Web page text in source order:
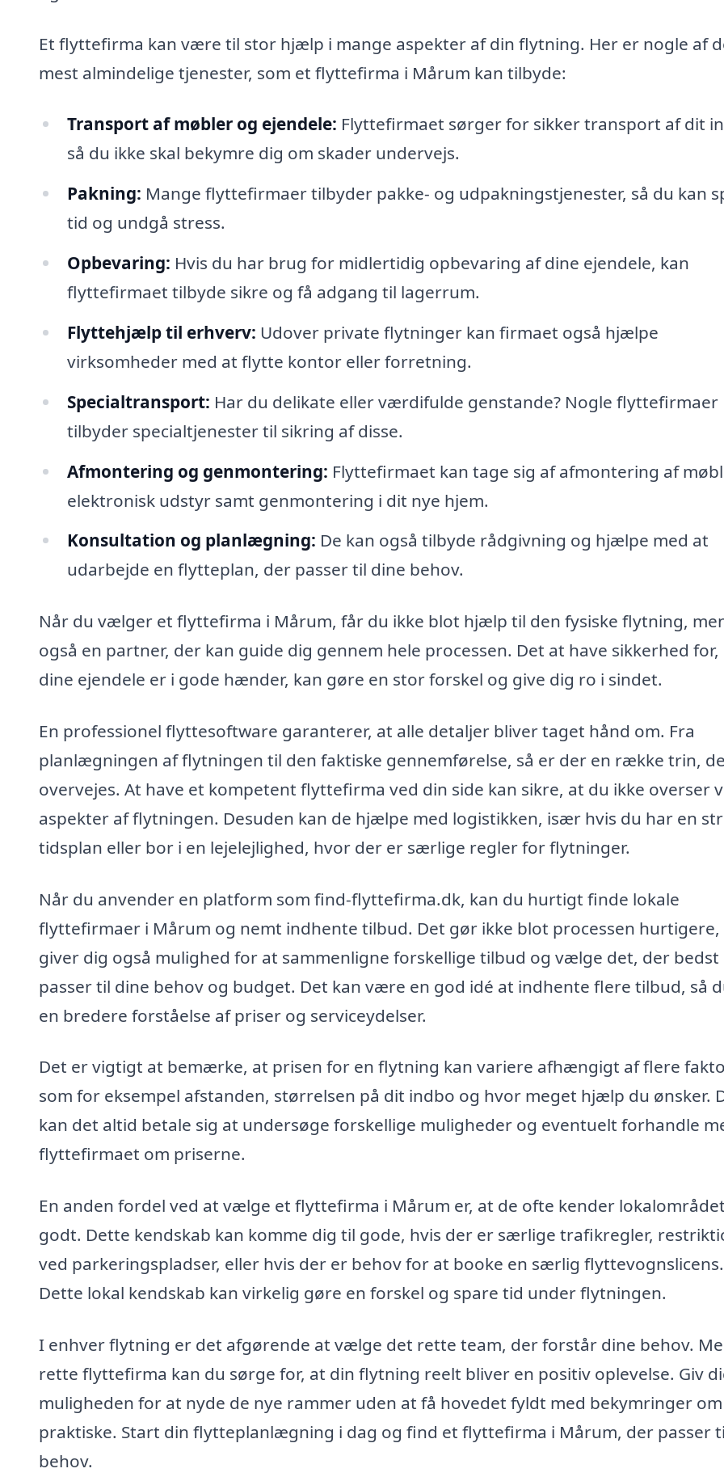
Et flyttefirma kan være til stor hjælp i mange aspekter af din flytning. Her er nogle af
mest almindelige tjenester, som et flyttefirma i Mårum kan tilbyde:
Transport af møbler og ejendele: Flyttefirmaet sørger for sikker transport af dit
så du ikke skal bekymre dig om skader undervejs.
Pakning: Mange flyttefirmaer tilbyder pakke- og udpakningstjenester, så du kan
tid og undgå stress.
Opbevaring: Hvis du har brug for midlertidig opbevaring af dine ejendele, kan
flyttefirmaet tilbyde sikre og få adgang til lagerrum.
Flyttehjælp til erhverv: Udover private flytninger kan firmaet også hjælpe
virksomheder med at flytte kontor eller forretning.
Specialtransport: Har du delikate eller værdifulde genstande? Nogle flyttefirmaer
tilbyder specialtjenester til sikring af disse.
Afmontering og genmontering: Flyttefirmaet kan tage sig af afmontering af
elektronisk udstyr samt genmontering i dit nye hjem.
Konsultation og planlægning: De kan også tilbyde rådgivning og hjælpe med at
udarbejde en flytteplan, der passer til dine behov.
Når du vælger et flyttefirma i Mårum, får du ikke blot hjælp til den fysiske flytning,
også en partner, der kan guide dig gennem hele processen. Det at have sikkerhed for,
dine ejendele er i gode hænder, kan gøre en stor forskel og give dig ro i sindet.
En professionel flyttesoftware garanterer, at alle detaljer bliver taget hånd om. Fra
planlægningen af flytningen til den faktiske gennemførelse, så er der en række trin,
overvejes. At have et kompetent flyttefirma ved din side kan sikre, at du ikke overser
aspekter af flytningen. Desuden kan de hjælpe med logistikken, især hvis du har en
tidsplan eller bor i en lejelejlighed, hvor der er særlige regler for flytninger.
Når du anvender en platform som find-flyttefirma.dk, kan du hurtigt finde lokale
flyttefirmaer i Mårum og nemt indhente tilbud. Det gør ikke blot processen hurtigere,
giver dig også mulighed for at sammenligne forskellige tilbud og vælge det, der bedst
passer til dine behov og budget. Det kan være en god idé at indhente flere tilbud, så
en bredere forståelse af priser og serviceydelser.
Det er vigtigt at bemærke, at prisen for en flytning kan variere afhængigt af flere
som for eksempel afstanden, størrelsen på dit indbo og hvor meget hjælp du ønsker.
kan det altid betale sig at undersøge forskellige muligheder og eventuelt forhandle
flyttefirmaet om priserne.
En anden fordel ved at vælge et flyttefirma i Mårum er, at de ofte kender lokalområdet
godt. Dette kendskab kan komme dig til gode, hvis der er særlige trafikregler,
ved parkeringspladser, eller hvis der er behov for at booke en særlig flyttevognslicens.
Dette lokal kendskab kan virkelig gøre en forskel og spare tid under flytningen.
I enhver flytning er det afgørende at vælge det rette team, der forstår dine behov.
rette flyttefirma kan du sørge for, at din flytning reelt bliver en positiv oplevelse. Giv
muligheden for at nyde de nye rammer uden at få hovedet fyldt med bekymringer
praktiske. Start din flytteplanlægning i dag og find et flyttefirma i Mårum, der passer
behov.